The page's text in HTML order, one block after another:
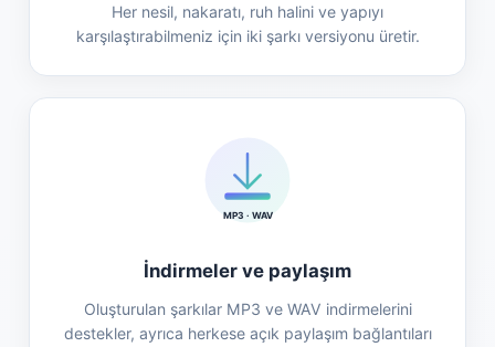
Her nesil, nakaratı, ruh halini ve yapıyı
karşılaştırabilmeniz için iki şarkı versiyonu üretir.
MP3 · WAV
İndirmeler ve paylaşım
Oluşturulan şarkılar MP3 ve WAV indirmelerini
destekler, ayrıca herkese açık paylaşım bağlantıları